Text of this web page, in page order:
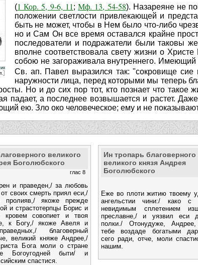
(1 Кор. 5, 9-6, 11 ;Мф. 13, 54-58). Назареяне не
положении светлости привлекающей и
быть не может, чтобы в Нем было что-либо
но и Сам Он все время оставался крайне
последователи и подражатели были таковы
вполне соответствовала свету жизни о
собою не загораживала внутреннего.
Св. ап. Павел выразился так: "сокровище
наружности лица, перед которыми мы теперь
Но и до сих пор тот, кто познает что такое
падает, а последнее возвышается и растет.
ею. Зло око человеческое; ему и не
великого
Боголюбского
глас 8
и праведен,/ за любовь
своих смерть приял еси,/
пролияв,/ якоже прежде
и страстотерпцы Борис и
кровем совопиет и твоя
к Богу,/ якоже Авеля и
благоверный
великий княже Андрее,/
Бога моли о стране
Богоугодней быти/ и
спастися.
Ин тропарь благоверного
великого князя Андрея
Боголюбского
Еже во плоти житию твоему
ангельстии чини:/ како
невидимым сплетением
преславне,/ и уязвил еси
полки./ Отонудуже,
тебе воздаде богатыми
сего ради, отче, моли
нашим.